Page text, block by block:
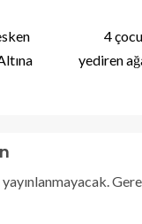
4
yediren